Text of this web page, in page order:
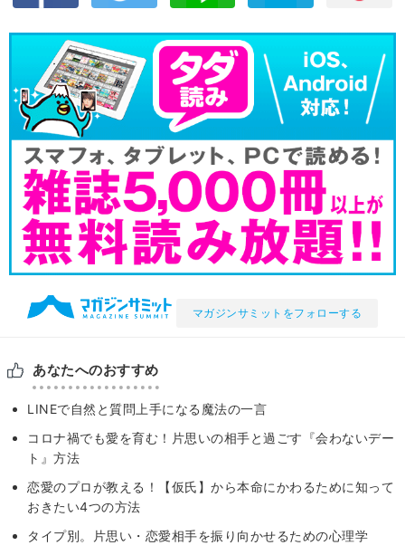
マガジンサミットをフォローする
あなたへのおすすめ
LINEで自然と質問上手になる魔法の一言
コロナ禍でも愛を育む！片思いの相手と過ごす『会わないデー
ト』方法
恋愛のプロが教える！【仮氏】から本命にかわるために知って
おきたい4つの方法
タイプ別。片思い・恋愛相手を振り向かせるための心理学